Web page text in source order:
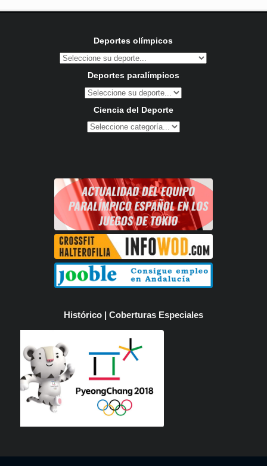
Deportes olímpicos
Deportes paralímpicos
Ciencia del Deporte
Histórico | Coberturas Especiales